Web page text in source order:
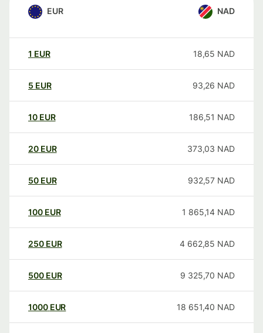
EUR NAD
1 EUR 18,65 NAD
5 EUR 93,26 NAD
10 EUR 186,51 NAD
20 EUR 373,03 NAD
50 EUR 932,57 NAD
100 EUR 1 865,14 NAD
250 EUR 4 662,85 NAD
500 EUR 9 325,70 NAD
1000 EUR 18 651,40 NAD